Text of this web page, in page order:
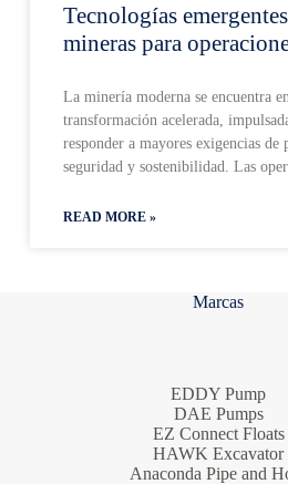
Tecnologías
mineras para
La minería moderna se encuentra
transformación acelerada,
responder a mayores exigencias de
seguridad y sostenibilidad. Las
READ MORE »
Marcas
EDDY Pump
DAE Pumps
EZ Connect Floats
HAWK Excavator
Anaconda Pipe and